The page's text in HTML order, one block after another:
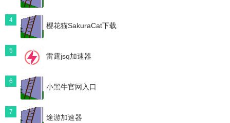
4
樱花猫SakuraCat下载
5
雷霆jsq加速器
6
小黑牛官网入口
7
途游加速器